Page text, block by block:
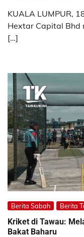
KUALA LUMPUR,
Hextar Capital Bhd
[…]
Berita Sabah Berita
Kriket di Tawau:
Bakat Baharu